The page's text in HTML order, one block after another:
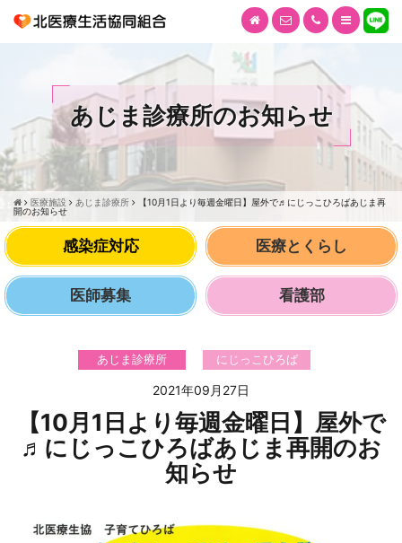
あじま診療所のお知らせ
医療施設 あじま診療所
【10月1日より毎週金曜日】屋外で♬にじっこひろばあじま再
開のお知らせ
感染症対応 医療とくらし
医師募集 看護部
あじま診療所 にじっこひろば
2021年09月27日
【10月1日より毎週金曜日】屋外で
♬にじっこひろばあじま再開のお
知らせ